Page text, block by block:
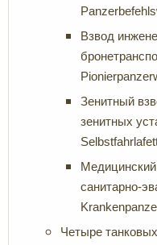
Взвод
Зенитный
зенитных
санитарно-
Четыре